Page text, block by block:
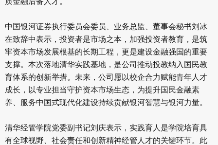
中国银河证券执行委员会委员、业务总监、董事会秘书刘冰
在致辞中表示，投资者是市场之本，加强投资者教育，是筑
牢资本市场发展根基的长期工程，更是建设金融强国的重要
支撑。本次落地清华实践基地，是公司推动投教纳入国民教
育体系的创新举措。未来，公司愿以校企合力赋能青年人才
成长，以专业担当守护资本市场生态，为提升国民金融素
养、服务中国式现代化建设持续贡献银河智慧与银河力量。
清华经管学院党委副书记刘庆表示，实践育人是学院培育具
有全球视野、社会责任和创新精神经管人才的关键环节。此